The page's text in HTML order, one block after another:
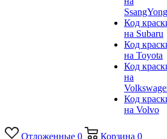
SsangYong
Код
на Subaru
Код
на Toyota
Код
на
Код
на Volvo
Отложенные 0 Корзина 0